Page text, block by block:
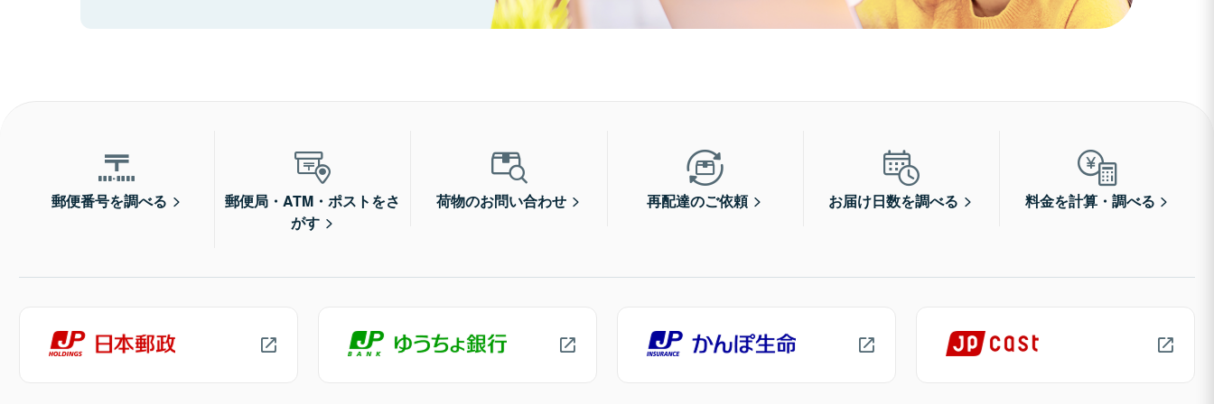
郵便番号を調べる
郵便局・ATM・ポストをさ
がす
荷物のお問い合わせ 再配達のご依頼 お届け日数を調べる 料金を計算・調べる